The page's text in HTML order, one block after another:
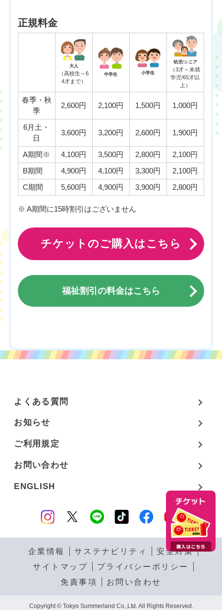
正規料金
大人
（高校生～6
4才まで）
中学生 小学生
幼児/シニア
（3才～未就
学児/65才以
上）
春季・秋
季
2,600円 2,100円 1,500円 1,000円
6月土・
日
3,600円 3,200円 2,600円 1,900円
A期間※ 4,100円 3,500円 2,800円
2,100円
B期間
4,900円 4,100円 3,300円
2,100円
C期間
5,600円 4,900円 3,900円 2,800円
※ A期間に15時割引はございません
チケットのご購入はこちら
福祉割引の料金はこちら
よくある質問
お知らせ
ご利用規定
お問い合わせ
ENGLISH
企業情報 サステナビリティ
安全対策
サイトマップ
プライバシーポリシー
免責事項
お問い合わせ
Copyright © Tokyo Summerland Co.,Ltd. All Rights Reserved.